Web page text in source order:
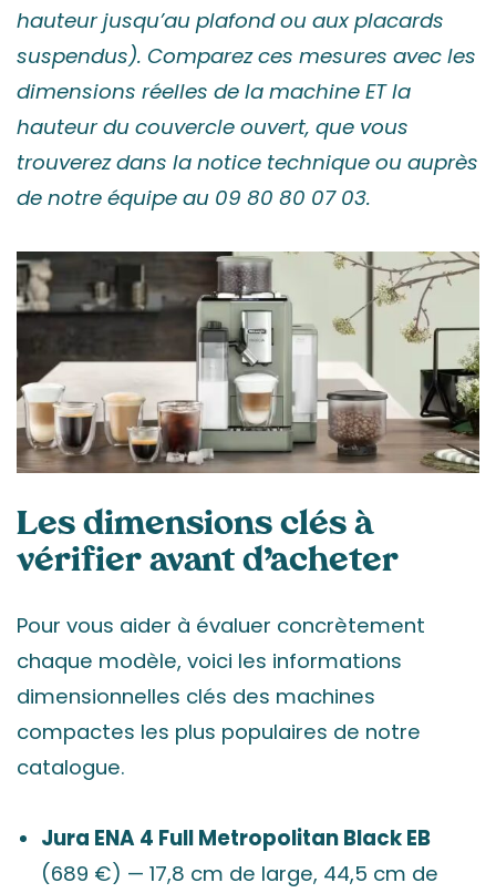
hauteur jusqu’au plafond ou aux placards
suspendus). Comparez ces mesures avec les
dimensions réelles de la machine ET la
hauteur du couvercle ouvert, que vous
trouverez dans la notice technique ou auprès
de notre équipe au 09 80 80 07 03.
Les dimensions clés à
vérifier avant d’acheter
Pour vous aider à évaluer concrètement
chaque modèle, voici les informations
dimensionnelles clés des machines
compactes les plus populaires de notre
catalogue.
Jura ENA 4 Full Metropolitan Black EB
(689 €) — 17,8 cm de large, 44,5 cm de